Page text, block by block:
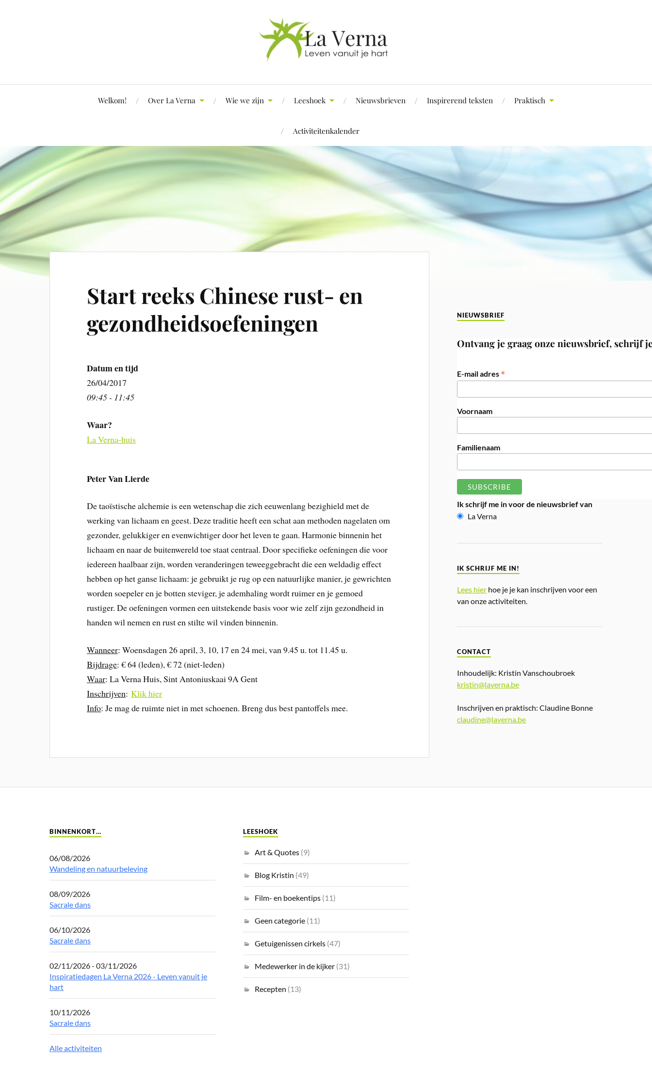
Welkom! Over La Verna Wie we zijn Leeshoek Nieuwsbrieven Inspirerend teksten Praktisch
Activiteitenkalender
Start reeks Chinese rust- en
gezondheidsoefeningen
Datum en tijd
26/04/2017
09:45 - 11:45
Waar?
La Verna-huis
Peter Van Lierde
De taoïstische alchemie is een wetenschap die zich eeuwenlang bezighield met de
werking van lichaam en geest. Deze traditie heeft een schat aan methoden nagelaten om
gezonder, gelukkiger en evenwichtiger door het leven te gaan. Harmonie binnenin het
lichaam en naar de buitenwereld toe staat centraal. Door specifieke oefeningen die voor
iedereen haalbaar zijn, worden veranderingen teweeggebracht die een weldadig effect
hebben op het ganse lichaam: je gebruikt je rug op een natuurlijke manier, je gewrichten
worden soepeler en je botten steviger, je ademhaling wordt ruimer en je gemoed
rustiger. De oefeningen vormen een uitstekende basis voor wie zelf zijn gezondheid in
handen wil nemen en rust en stilte wil vinden binnenin.
Wanneer: Woensdagen 26 april, 3, 10, 17 en 24 mei, van 9.45 u. tot 11.45 u.
Bijdrage: € 64 (leden), € 72 (niet-leden)
Waar: La Verna Huis, Sint Antoniuskaai 9A Gent
Inschrijven:Klik hier
Info: Je mag de ruimte niet in met schoenen. Breng dus best pantoffels mee.
NIEUWSBRIEF
Ontvang je graag onze nieuwsbrief, schrijf
E-mail adres *
Voornaam
Familienaam
Ik schrijf me in voor de nieuwsbrief van
La Verna
IK SCHRIJF ME IN!
Lees hier hoe je je kan inschrijven voor een
van onze activiteiten.
CONTACT
Inhoudelijk: Kristin Vanschoubroek
kristin@laverna.be
Inschrijven en praktisch: Claudine Bonne
claudine@laverna.be
BINNENKORT…
06/08/2026
Wandeling en natuurbeleving
08/09/2026
Sacrale dans
06/10/2026
Sacrale dans
02/11/2026 - 03/11/2026
Inspiratiedagen La Verna 2026 - Leven vanuit je
hart
10/11/2026
Sacrale dans
Alle activiteiten
LEESHOEK
Art & Quotes (9)
Blog Kristin (49)
Film- en boekentips (11)
Geen categorie (11)
Getuigenissen cirkels (47)
Medewerker in de kijker (31)
Recepten (13)